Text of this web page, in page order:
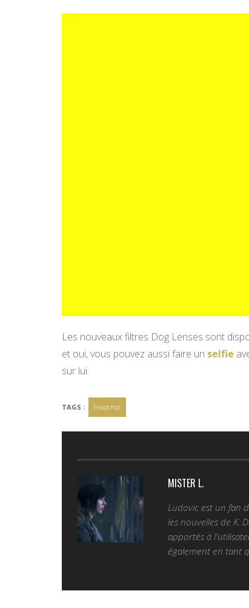
Les nouveaux filtres Dog Lenses sont
et oui, vous pouvez aussi faire un selfie
sur lui.
TAGS : Snapchat
MISTER L.
Ludovic est un fan
les nouvelles de K.
apportés à
également en tant